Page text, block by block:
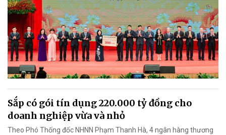
Sắp có gói tín dụng 220.000 tỷ đồng cho
doanh nghiệp vừa và nhỏ
Theo Phó Thống đốc NHNN Phạm Thanh Hà, 4 ngân hàng thương